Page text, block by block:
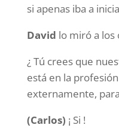
si apenas iba a
David lo miró a los
¿ Tú crees que
está en la
externamente,
(Carlos) ¡ Si !